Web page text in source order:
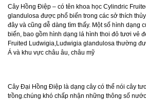
Cây Hồng Điệp – có tên khoa học Cylindric
glandulosa được phổ biến trong các sở thích
đây và cũng dễ dàng tìm thấy. Một số hình dạng
biến, bao gồm hình dạng lá hình thoi đỏ tươi vẻ
Fruited Ludwigia,Ludwigia glandulosa thường
Á và khu vực châu âu, châu mỹ
Cây Đại Hồng Điệp là dạng cây có thể nói cây
trồng.chúng khó chấp nhận những thông số